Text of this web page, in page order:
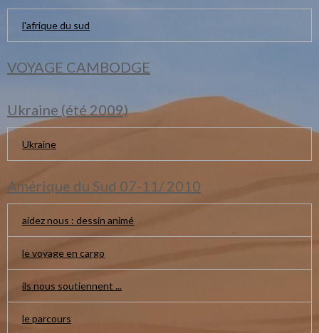
l'afrique du sud
VOYAGE CAMBODGE
Ukraine (été 2009)
Ukraine
Amérique du Sud 07-11/ 2010
aidez nous : dessin animé
le voyage en cargo
ils nous soutiennent ...
le parcours